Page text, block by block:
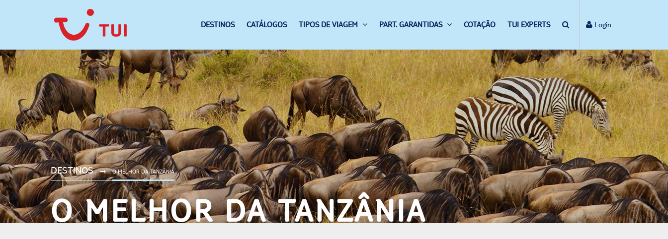
DESTINOS CATÁLOGOS TIPOS DE VIAGEM PART. GARANTIDAS COTAÇÃO TUI EXPERTS Login
DESTINOS O MELHOR DA TANZÂNIA
O MELHOR DA TANZÂNIA